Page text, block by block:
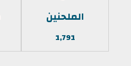
الملحنين
1,791